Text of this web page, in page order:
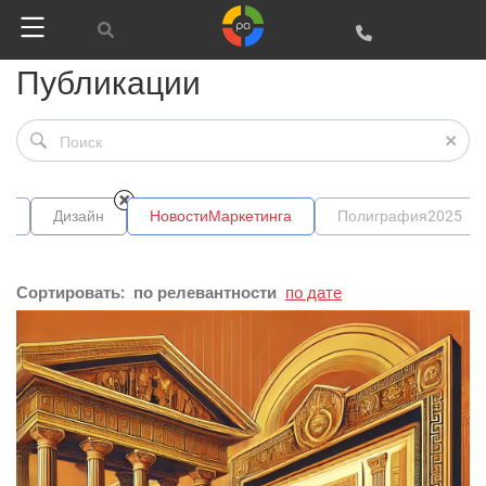
Публикации
Дизайн НовостиМаркетинга Полиграфия2025
Сортировать: по релевантности по дате
Google
Яндекс
Вконтакте